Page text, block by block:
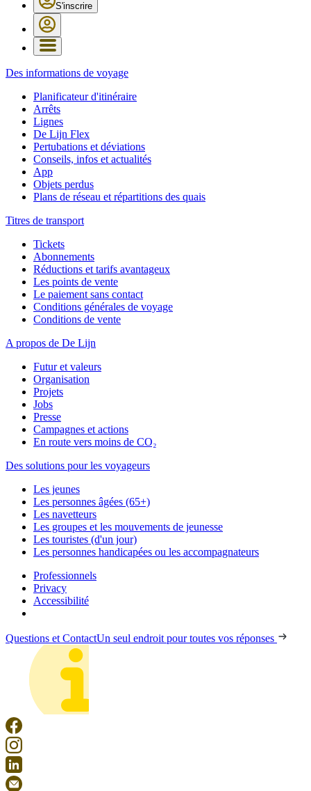
S'inscrire
Des informations de voyage
Planificateur d'itinéraire
Arrêts
Lignes
De Lijn Flex
Pertubations et déviations
Conseils, infos et actualités
App
Objets perdus
Plans de réseau et répartitions des quais
Titres de transport
Tickets
Abonnements
Réductions et tarifs avantageux
Les points de vente
Le paiement sans contact
Conditions générales de voyage
Conditions de vente
A propos de De Lijn
Futur et valeurs
Organisation
Projets
Jobs
Presse
Campagnes et actions
En route vers moins de CO₂
Des solutions pour les voyageurs
Les jeunes
Les personnes âgées (65+)
Les navetteurs
Les groupes et les mouvements de jeunesse
Les touristes (d'un jour)
Les personnes handicapées ou les accompagnateurs
Professionnels
Privacy
Accessibilité
Questions et ContactUn seul endroit pour toutes vos réponses